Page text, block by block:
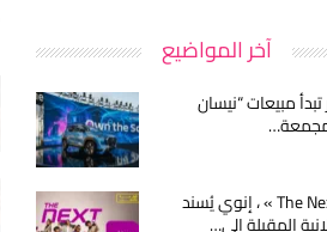
آخر المواضيع
مبيعات “نيسان
مع « The Next Ad » ، إنوي يُسند
المقبلة إلى…